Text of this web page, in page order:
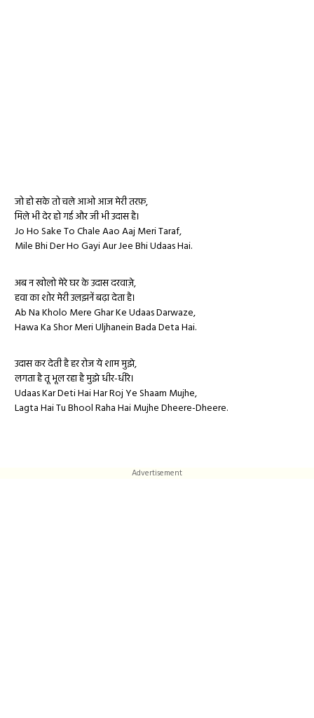
जो हो सके तो चले आओ आज मेरी तरफ़,
मिले भी देर हो गई और जी भीउदासहै।
Jo Ho Sake To Chale Aao Aaj Meri Taraf,
Mile Bhi Der Ho Gayi Aur Jee Bhi Udaas Hai.
अब न खोलो मेरे घर केउदासदरवाज़े,
हवा का शोर मेरी उलझनें बढ़ा देता है।
Ab Na Kholo Mere Ghar Ke Udaas Darwaze,
Hawa Ka Shor Meri Uljhanein Bada Deta Hai.
उदासकर देती है हर रोज ये शाम मुझे,
लगता है तू भूल रहा है मुझे धीर-धीरे।
Udaas Kar Deti Hai Har Roj Ye Shaam Mujhe,
Lagta Hai Tu Bhool Raha Hai Mujhe Dheere-Dheere.
Advertisement